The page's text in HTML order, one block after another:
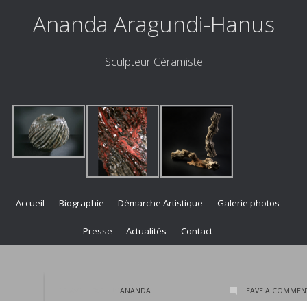
Ananda Aragundi-Hanus
Sculpteur Céramiste
Accueil Biographie Démarche Artistique Galerie photos
Presse Actualités Contact
ANANDA LEAVE A